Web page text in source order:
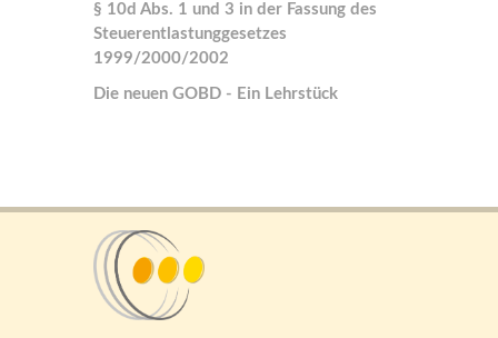
§ 10d Abs. 1 und 3 in der Fassung des
Steuerentlastunggesetzes
1999/2000/2002
Die neuen GOBD - Ein Lehrstück